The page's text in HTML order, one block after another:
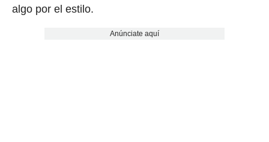
algo por el estilo.
Anúnciate aquí